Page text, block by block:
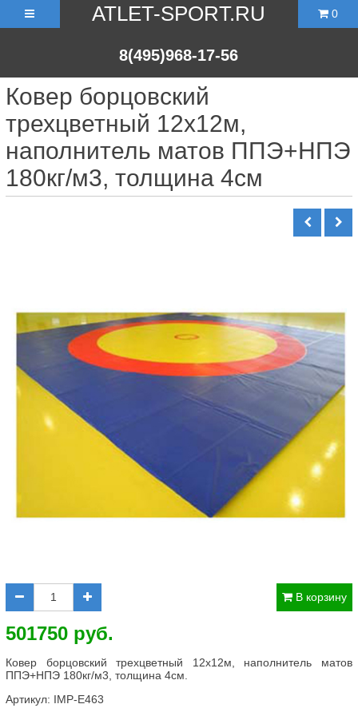
ATLET-SPORT.RU
8(495)968-17-56
0
Ковер борцовский
трехцветный 12х12м,
наполнитель матов ППЭ+НПЭ
180кг/м3, толщина 4см
В корзину
501750 руб.
Ковер борцовский трехцветный 12х12м, наполнитель матов
ППЭ+НПЭ 180кг/м3, толщина 4см.
Артикул: IMP-E463